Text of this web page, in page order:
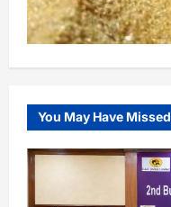
You May Have Missed